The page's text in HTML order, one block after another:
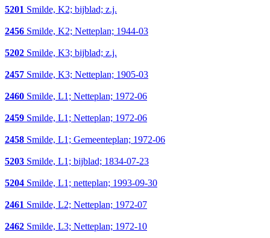
5201 Smilde, K2; bijblad; z.j.
2456 Smilde, K2; Netteplan; 1944-03
5202 Smilde, K3; bijblad; z.j.
2457 Smilde, K3; Netteplan; 1905-03
2460 Smilde, L1; Netteplan; 1972-06
2459 Smilde, L1; Netteplan; 1972-06
2458 Smilde, L1; Gemeenteplan; 1972-06
5203 Smilde, L1; bijblad; 1834-07-23
5204 Smilde, L1; netteplan; 1993-09-30
2461 Smilde, L2; Netteplan; 1972-07
2462 Smilde, L3; Netteplan; 1972-10